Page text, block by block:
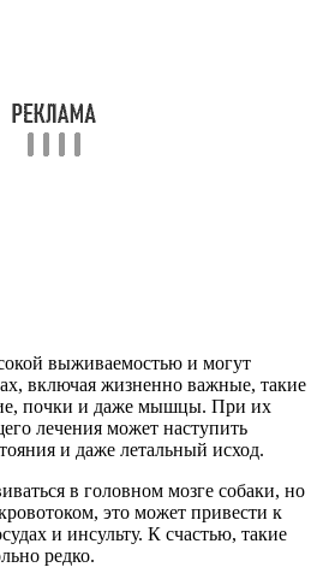
выживаемостью и могут
включая жизненно важные, такие
почки и даже мышцы. При их
лечения может наступить
и даже летальный исход.
в головном мозге собаки, но
это может привести к
и инсульту. К счастью, такие
редко.